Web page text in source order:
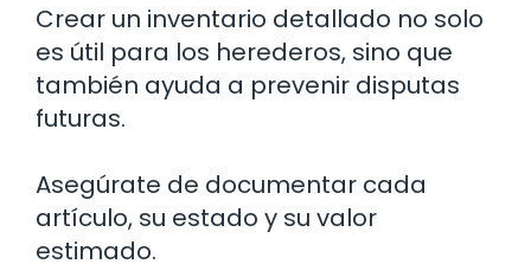
Crear un inventario detallado no solo
es útil para los herederos, sino que
también ayuda a prevenir disputas
futuras.
Asegúrate de documentar cada
artículo, su estado y su valor
estimado.